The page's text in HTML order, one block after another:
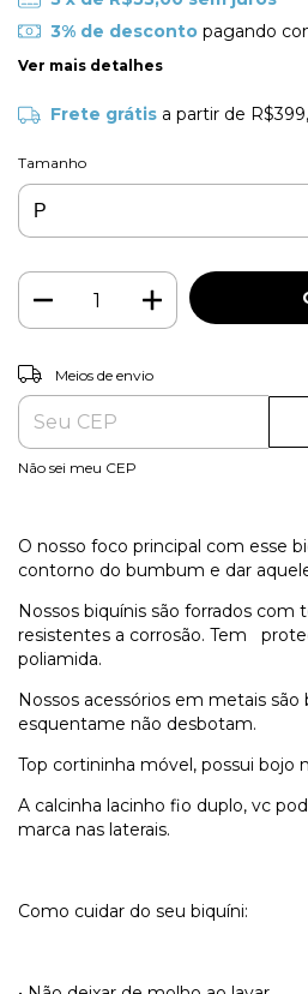
3% de descontopagando
Ver mais detalhes
Frete grátis a partir de
Tamanho
Entregas para o CEP:
Meios de envio
Não sei meu CEP
O nosso foco principal com esse
contorno do bumbum e dar
Nossos biquínis são forrados com
resistentes a corrosão. Tem
poliamida.
Nossos acessórios em metais são
esquentame não desbotam.
Top cortininha móvel, possui bojo
A calcinha lacinho fio duplo, vc
marca nas laterais.
Como cuidar do seu biquíni: